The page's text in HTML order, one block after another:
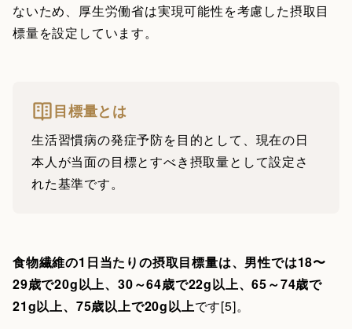
ないため、厚生労働省は実現可能性を考慮した摂取目
標量を設定しています。
目標量とは
生活習慣病の発症予防を目的として、現在の日
本人が当面の目標とすべき摂取量として設定さ
れた基準です。
食物繊維の1日当たりの摂取目標量は、男性では18〜
29歳で20g以上、30～64歳で22g以上、65～74歳で
21g以上、75歳以上で20g以上です[5]。